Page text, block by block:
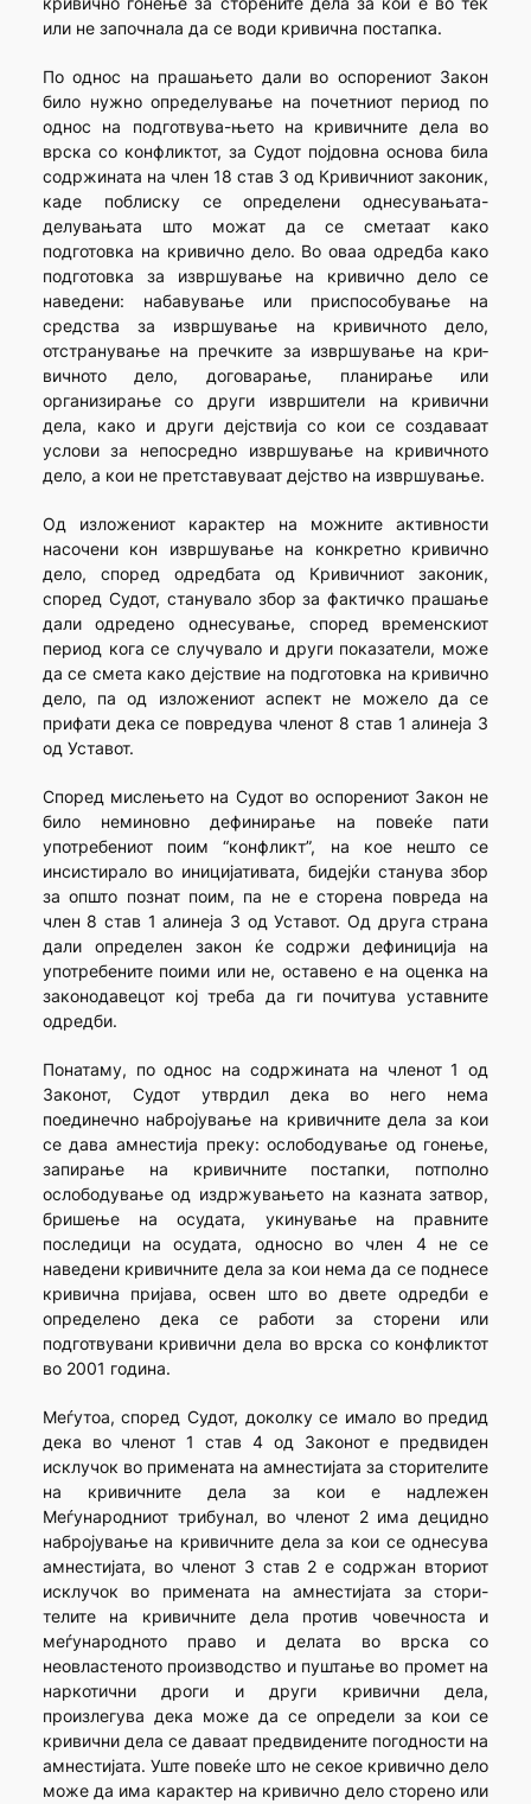
или не започнала да се води кривична постапка.
По однос на прашањето дали во оспорениот Закон
било нужно определување на почетниот период по
однос на подготвува-њето на кривичните дела во
врска со конфликтот, за Судот појдовна основа била
содржината на член 18 став 3 од Кривичниот законик,
каде поблиску се определени однесувањата-
делувањата што можат да се сметаат како
подготовка на кривично дело. Во оваа одредба како
подготовка за извршување на кривично дело се
наведени: наба­вување или приспособување на
средства за извршување на криви­ч­ното дело,
отстранување на пречките за извршување на кри­
вичното дело, договарање, планирање или
организирање со други изврши­те­ли на кривични
дела, како и други дејствија со кои се создаваат
усло­ви за непосредно извршување на кривичното
дело, а кои не претс­та­вуваат дејство на извршување.
Од изложениот карактер на можните активности
насочени кон извршување на конкретно кривично
дело, според одредбата од Кривичниот законик,
според Судот, станувало збор за фактичко пра­шање
дали одредено однесување, според временскиот
период кога се случувало и други показатели, може
да се смета како дејствие на подготовка на кривично
дело, па од изложениот аспект не можело да се
прифати дека се повредува членот 8 став 1 алинеја 3
од Уставот.
Според мислењето на Судот во оспорениот Закон не
било неминовно дефинирање на повеќе пати
употребениот поим “конф­ликт”, на кое нешто се
инсистирало во иницијативата, бидејќи станува збор
за општо познат поим, па не е сторена повреда на
член 8 став 1 алинеја 3 од Уставот. Од друга страна
дали определен закон ќе содр­жи дефиниција на
употребените поими или не, оставено е на оценка на
законодавецот кој треба да ги почитува уставните
одредби.
Понатаму, по однос на содржината на членот 1 од
Зако­нот, Судот утврдил дека во него нема
поединечно набројување на кривичните дела за кои
се дава амнестија преку: ослободување од гонење,
запирање на кривичните постапки, потполно
ослободување од издржувањето на казната затвор,
бришење на осудата, укинување на правните
последици на осудата, односно во член 4 не се
наведени кривичните дела за кои нема да се поднесе
кривична пријава, освен што во двете одредби е
определено дека се работи за сторени или
подготвувани кривични дела во врска со конфликтот
во 2001 година.
Меѓутоа, според Судот, доколку се имало во предид
дека во членот 1 став 4 од Законот е предвиден
исклучок во примената на амнестијата за сторителите
на кривичните дела за кои е надлежен
Меѓународниот трибунал, во членот 2 има децидно
набројување на кривичните дела за кои се однесува
амнестијата, во членот 3 став 2 е содржан вториот
исклучок во примената на амнестијата за стори-
телите на кривичните дела против човечноста и
меѓународното право и делата во врска со
неовластеното производство и пуштање во промет на
наркотични дроги и други кривични дела,
произлегува дека може да се определи за кои се
кривични дела се даваат предвиде­ни­те погодности на
амнестијата. Уште повеќе што не секое кривично де­ло
може да има карактер на кривично дело сторено или